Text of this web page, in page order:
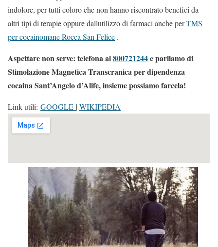
indolore, per tutti coloro che non hanno riscontrato benefici da
altri tipi di terapie oppure dallutilizzo di farmaci anche perTMS
per cocainomane Rocca San Felice .
Aspettare non serve: telefona al800721244e parliamo di
Stimolazione Magnetica Transcranica per dipendenza
cocaina Sant’Angelo d’Alife, insieme possiamo farcela!
Link utili: GOOGLE |WIKIPEDIA